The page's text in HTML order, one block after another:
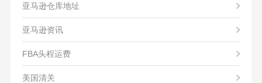
亚马逊仓库地址
亚马逊资讯
FBA头程运费
美国清关